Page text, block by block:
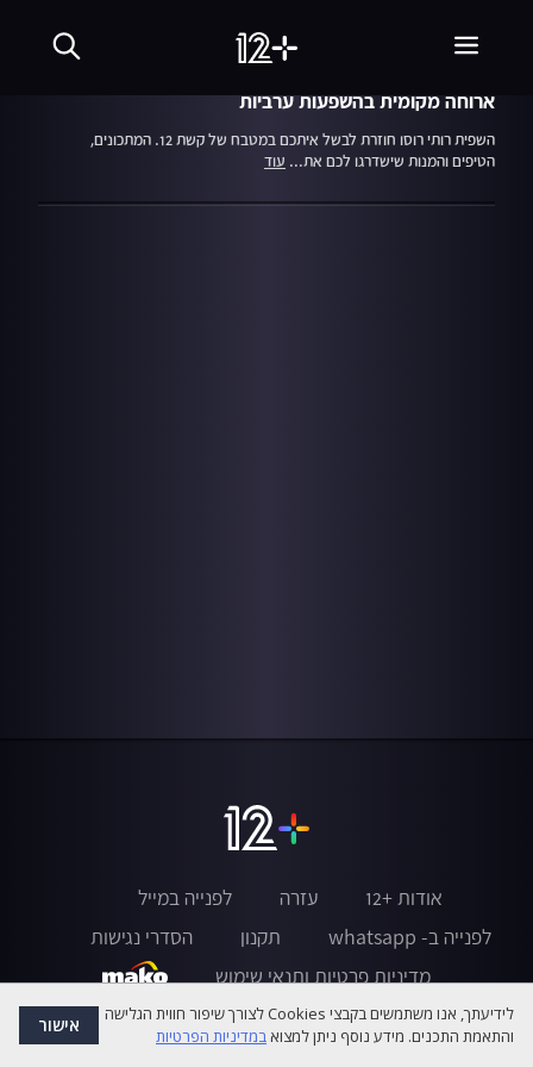
מבשלים עם קשת
ארוחה מקומית בהשפעות ערביות
השפית רותי רוסו חוזרת לבשל איתכם במטבח של קשת 12. המתכונים,
הטיפים והמנות שישדרגו לכם את... עוד
אודות +12 עזרה
לפנייה במייל
לפנייה ב- whatsapp
תקנון
הסדרי נגישות
מדיניות פרטיות ותנאי שימוש
לידיעתך, אנו משתמשים בקבצי Cookies לצורך שיפור חווית הגלישה
והתאמת התכנים. מידע נוסף ניתן למצואבמדיניות הפרטיות אישור